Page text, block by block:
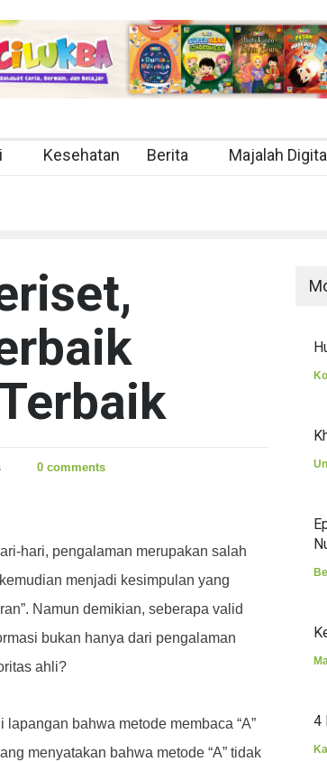
Kesehatan Berita Majalah Digital
0 comments
hari, pengalaman merupakan salah
menjadi kesimpulan yang
Namun demikian, seberapa valid
bukan hanya dari pengalaman
ahli?
bahwa metode membaca “A”
menyatakan bahwa metode “A” tidak
4